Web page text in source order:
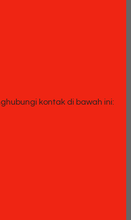
kontak di bawah ini: